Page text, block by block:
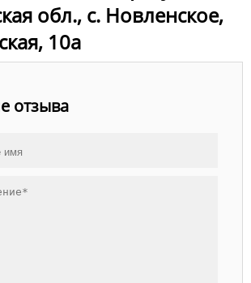
обл., с. Новленское,
10а
отзыва